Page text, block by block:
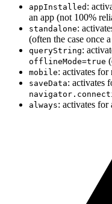
appInstalled :
an app (not 100%
standalone:
(often the case once
queryString:
offlineMode=true
mobile: activates for
saveData: activates
always: activates for